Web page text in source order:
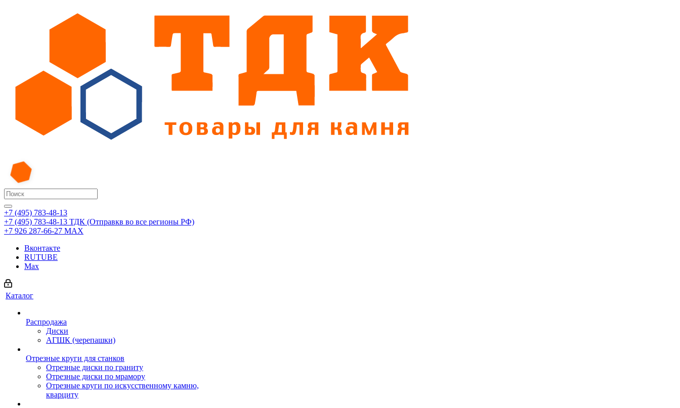
+7 (495) 783-48-13
+7 (495) 783-48-13 ТДК (Отправкв во все регионы РФ)
+7 926 287-66-27 МАХ
Вконтакте
RUTUBE
Max
Каталог
Распродажа
Диски
АГШК (черепашки)
Отрезные круги для станков
Отрезные диски по граниту
Отрезные диски по мрамору
Отрезные круги по искусственному камню,
кварциту